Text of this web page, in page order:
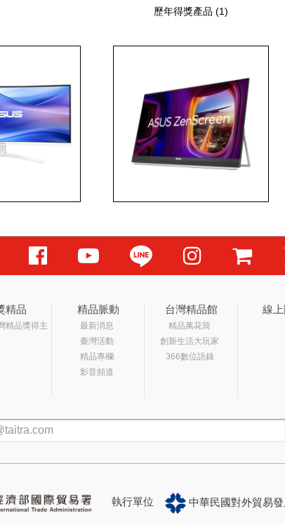
歷年得獎產品 (1)
精品
精品獎得主
精品脈動
最新消息
臺灣活動
精品專欄
影音頻道
台灣精品館
精品萬花筒
創新生活大玩家
366數位語錄
線
執行單位 中華民國對外貿易發